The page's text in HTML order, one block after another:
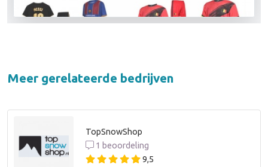
Meer gerelateerde bedrijven
TopSnowShop
1 beoordeling
9,5